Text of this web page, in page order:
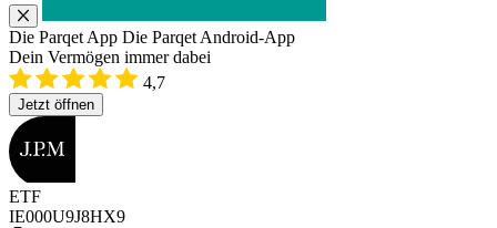
Die Parqet App Die Parqet Android-App
Dein Vermögen immer dabei
4,7
Jetzt öffnen
ETF
IE000U9J8HX9